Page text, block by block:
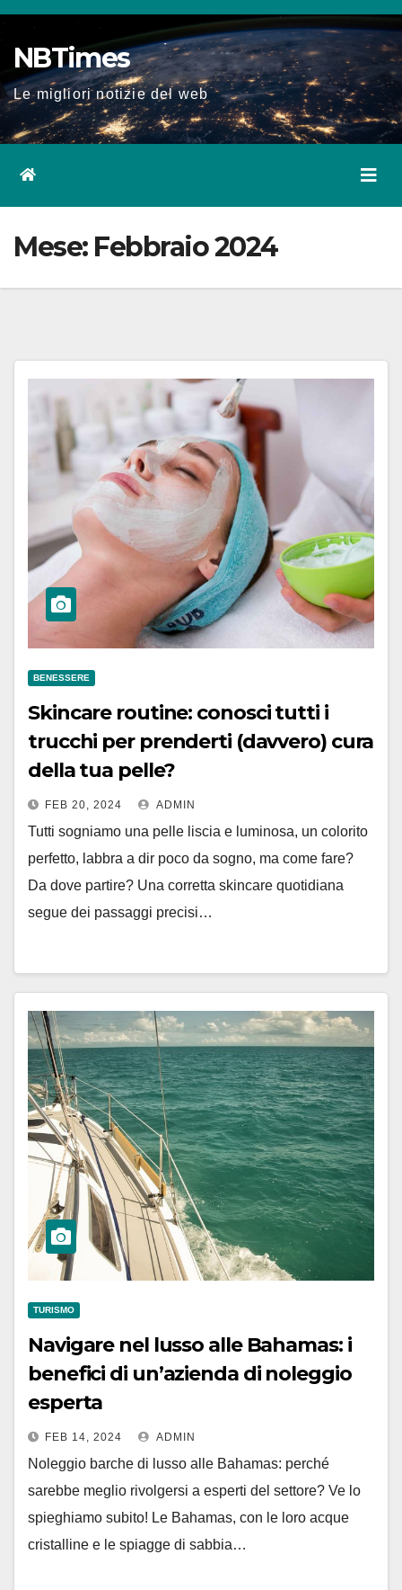
Salta
al
contenuto
NBTimes
Le migliori notizie del web
Mese: Febbraio 2024
BENESSERE
Skincare routine: conosci tutti i
trucchi per prenderti (davvero) cura
della tua pelle?
FEB 20, 2024 ADMIN
Tutti sogniamo una pelle liscia e luminosa, un colorito
perfetto, labbra a dir poco da sogno, ma come fare?
Da dove partire? Una corretta skincare quotidiana
segue dei passaggi precisi…
TURISMO
Navigare nel lusso alle Bahamas: i
benefici di un’azienda di noleggio
esperta
FEB 14, 2024 ADMIN
Noleggio barche di lusso alle Bahamas: perché
sarebbe meglio rivolgersi a esperti del settore? Ve lo
spieghiamo subito! Le Bahamas, con le loro acque
cristalline e le spiagge di sabbia…